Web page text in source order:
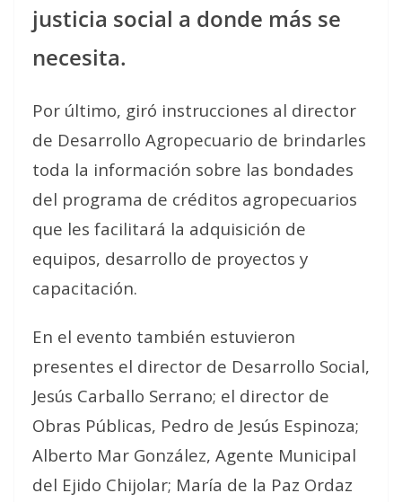
justicia social a donde más se
necesita.
Por último, giró instrucciones al director
de Desarrollo Agropecuario de brindarles
toda la información sobre las bondades
del programa de créditos agropecuarios
que les facilitará la adquisición de
equipos, desarrollo de proyectos y
capacitación.
En el evento también estuvieron
presentes el director de Desarrollo Social,
Jesús Carballo Serrano; el director de
Obras Públicas, Pedro de Jesús Espinoza;
Alberto Mar González, Agente Municipal
del Ejido Chijolar; María de la Paz Ordaz